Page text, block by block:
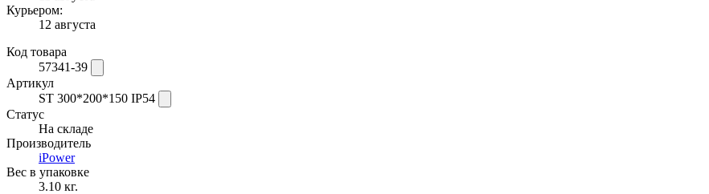
Курьером:
12 августа
Код товара
57341-39
Артикул
ST 300*200*150 IP54
Статус
На складе
Производитель
iPower
Вес в упаковке
3.10 кг.